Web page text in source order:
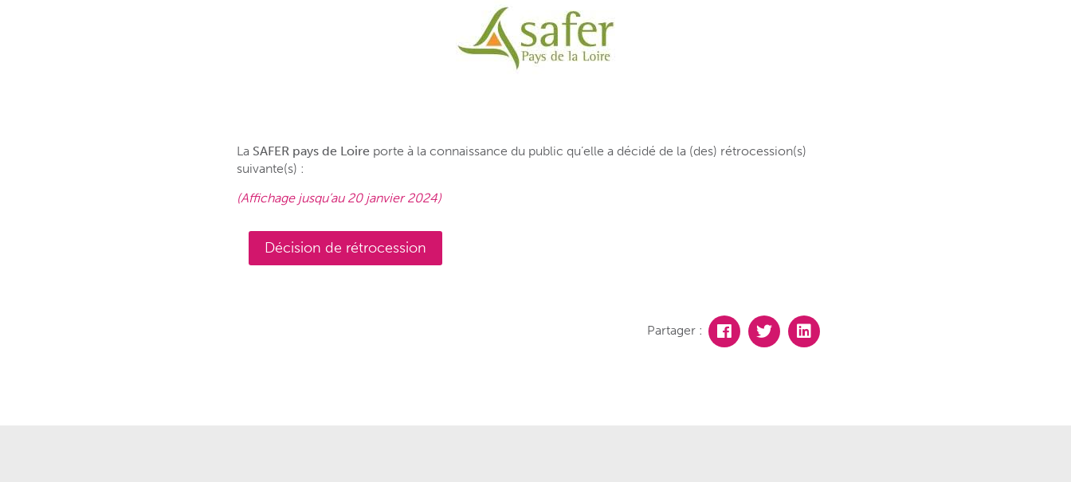
La SAFER pays de Loire porte à la connaissance du public qu’elle a décidé de la (des) rétrocession(s)
suivante(s) :
(Affichage jusqu’au 20 janvier 2024)
Décision de rétrocession
Partager :